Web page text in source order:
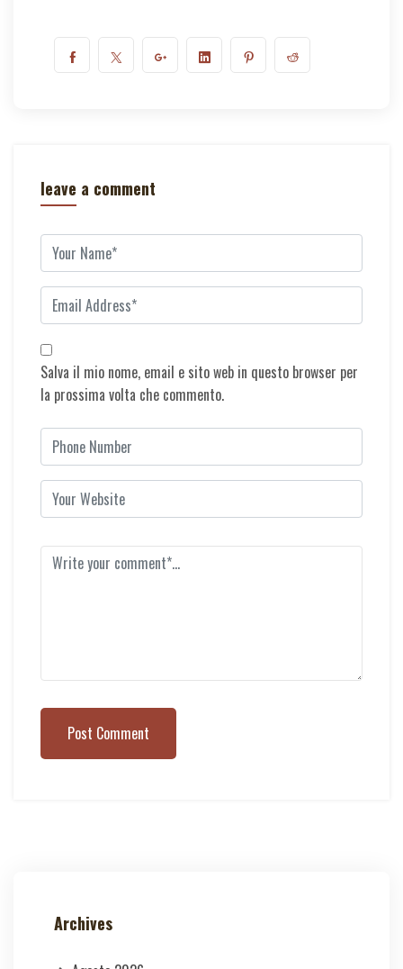
leave a comment
Salva il mio nome, email e sito web in questo browser per
la prossima volta che commento.
Post Comment
Archives